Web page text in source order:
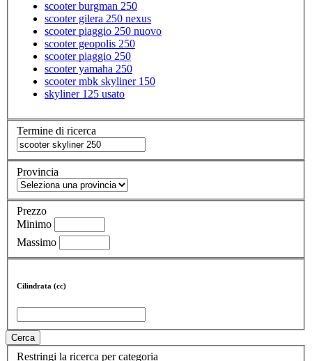
scooter burgman 250
scooter gilera 250 nexus
scooter piaggio 250 nuovo
scooter geopolis 250
scooter piaggio 250
scooter yamaha 250
scooter mbk skyliner 150
skyliner 125 usato
Termine di ricerca
Provincia
Prezzo
Minimo
Massimo
Cilindrata (cc)
Cerca
Restringi la ricerca per categoria